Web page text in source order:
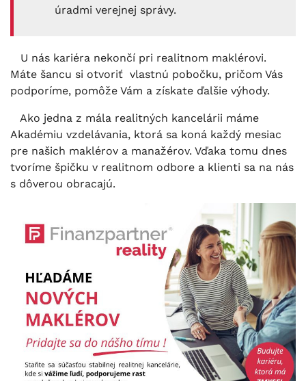
úradmi verejnej správy.
U nás kariéra nekončí pri realitnom maklérovi.
Máte šancu si otvoriť vlastnú pobočku, pričom Vás
podporíme, pomôže Vám a získate ďalšie výhody.
Ako jedna z mála realitných kancelárii máme
Akadémiu vzdelávania, ktorá sa koná každý mesiac
pre našich maklérov a manažérov. Vďaka tomu dnes
tvoríme špičku v realitnom odbore a klienti sa na nás
s dôverou obracajú.